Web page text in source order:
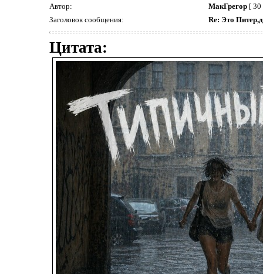
Автор: МакГрегор[ 30
Заголовок сообщения:
Re: Это
Цитата: